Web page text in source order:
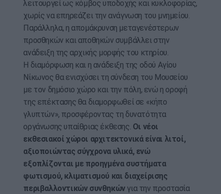
λειτουργεί ως κόμβος υποδοχής και κυκλοφορίας,
χωρίς να επηρεάζει την ανάγνωση του μνημείου.
Παράλληλα, η απομάκρυνση μεταγενέστερων
προσθηκών και αποθηκών συμβάλλει στην
ανάδειξη της αρχικής μορφής του κτηρίου.
Η διαμόρφωση και η ανάδειξη της οδού Αγίου
Νίκωνος θα ενισχύσει τη σύνδεση του Μουσείου
με τον δημόσιο χώρο και την πόλη, ενώ η οροφή
της επέκτασης θα διαμορφωθεί σε «κήπο
γλυπτών», προσφέροντας τη δυνατότητα
οργάνωσης υπαίθριας έκθεσης. Οι νέοι
εκθεσιακοί χώροι αρχιτεκτονικά είναι λιτοί,
αξιοποιώντας σύγχρονα υλικά, ενώ
εξοπλίζονται με προηγμένα συστήματα
φωτισμού, κλιματισμού και διαχείρισης
περιβαλλοντικών συνθηκώνγια την προστασία